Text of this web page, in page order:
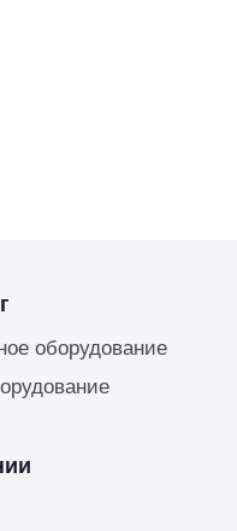
оборудование